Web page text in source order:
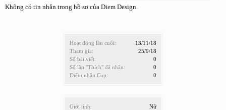
Hoạt động lần cuối:
13/11/18
Tham gia:
25/9/18
Số bài viết:
0
Số lần "Thích" đã nhận:
0
Điểm nhận Cup:
0
Giới tính: Nữ
Không có tin nhắn trong hồ sơ của Diem Design.